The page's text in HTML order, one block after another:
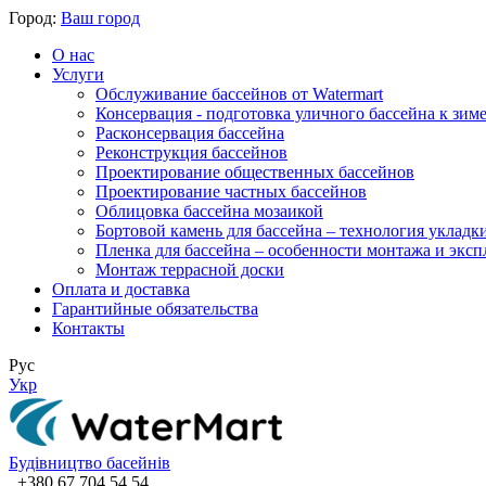
Город: Ваш город
О нас
Услуги
Обслуживание бассейнов от Watermart
Консервация - подготовка уличного бассейна к зиме
Расконсервация бассейна
Реконструкция бассейнов
Проектирование общественных бассейнов
Проектирование частных бассейнов
​Облицовка бассейна мозаикой
Бортовой камень для бассейна – технология
Пленка для бассейна – особенности монтажа и
Монтаж террасной доски
Оплата и доставка
Гарантийные обязательства
Контакты
Рус
Укр
Будівництво басейнів
+380 67 704 54 54